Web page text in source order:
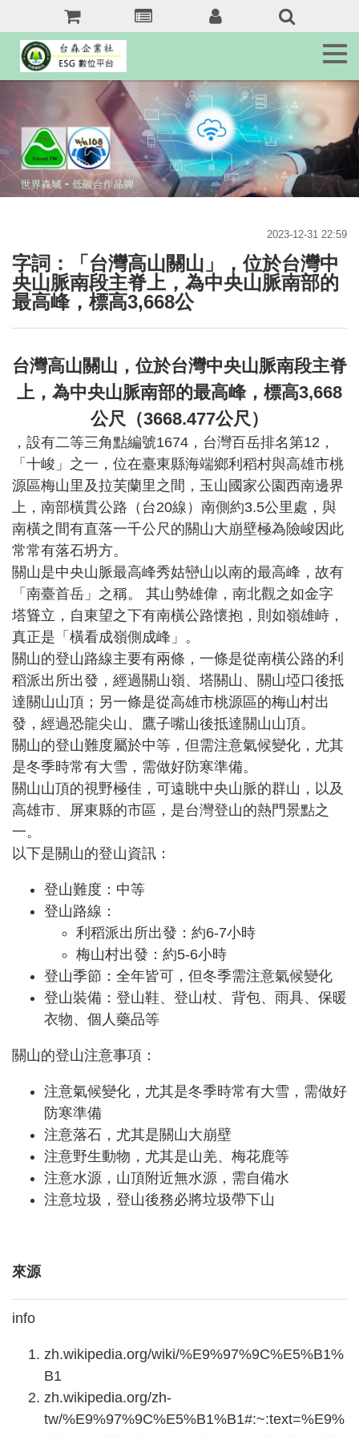
訊
息
Tai.Forest.tw
森
Service
森
森
友
站
Forest.tw/RSS
森
課
程
森
具
Tools
森
媒
體
Photos、
AV
2023-12-31 22:59
字詞：「台灣高山關山」，位於台灣中
央山脈南段主脊上，為中央山脈南部的
最高峰，標高3,668公
台灣高山關山，位於台灣中央山脈南段主脊
上，為中央山脈南部的最高峰，標高3,668
公尺（3668.477公尺）
， 設有二等三角點編號1674，台灣百岳排名第12，
「十峻」之一，位在臺東縣海端鄉利稻村與高雄市桃
源區梅山里及拉芙蘭里之間，玉山國家公園西南邊界
上，南部橫貫公路（台20線）南側約3.5公里處，與
南橫之間有直落一千公尺的關山大崩壁極為險峻因此
常常有落石坍方。
關山是中央山脈最高峰秀姑巒山以南的最高峰，故有
「南臺首岳」之稱。 其山勢雄偉，南北觀之如金字
塔聳立，自東望之下有南橫公路懷抱，則如嶺雄峙，
真正是「橫看成嶺側成峰」。
關山的登山路線主要有兩條，一條是從南橫公路的利
稻派出所出發，經過關山嶺、塔關山、關山埡口後抵
達關山山頂；另一條是從高雄市桃源區的梅山村出
發，經過恐龍尖山、鷹子嘴山後抵達關山山頂。
關山的登山難度屬於中等，但需注意氣候變化，尤其
是冬季時常有大雪，需做好防寒準備。
關山山頂的視野極佳，可遠眺中央山脈的群山，以及
高雄市、屏東縣的市區，是台灣登山的熱門景點之
一。
以下是關山的登山資訊：
登山難度：中等
登山路線：
利稻派出所出發：約6-7小時
梅山村出發：約5-6小時
登山季節：全年皆可，但冬季需注意氣候變化
登山裝備：登山鞋、登山杖、背包、雨具、保暖
衣物、個人藥品等
關山的登山注意事項：
注意氣候變化，尤其是冬季時常有大雪，需做好
防寒準備
注意落石，尤其是關山大崩壁
注意野生動物，尤其是山羌、梅花鹿等
注意水源，山頂附近無水源，需自備水
注意垃圾，登山後務必將垃圾帶下山
來源
info
zh.wikipedia.org/wiki/%E9%97%9C%E5%B1%
B1
zh.wikipedia.org/zh-
tw/%E9%97%9C%E5%B1%B1#:~:text=%E9%